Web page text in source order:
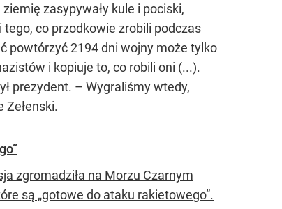
zasypywały kule i pociski,
tego, co przodkowie zrobili podczas
powtórzyć 2194 dni wojny może tylko
i kopiuje to, co robili oni (...).
prezydent. – Wygraliśmy wtedy,
zgromadziła na Morzu Czarnym
są „gotowe do ataku rakietowego”.